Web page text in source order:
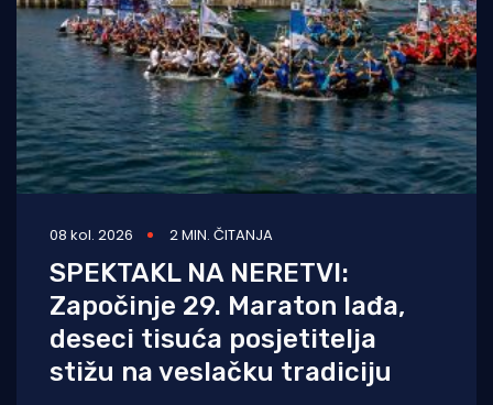
08 kol. 2026 2 MIN. ČITANJA
SPEKTAKL NA NERETVI:
Započinje 29. Maraton lađa,
deseci tisuća posjetitelja
stižu na veslačku tradiciju